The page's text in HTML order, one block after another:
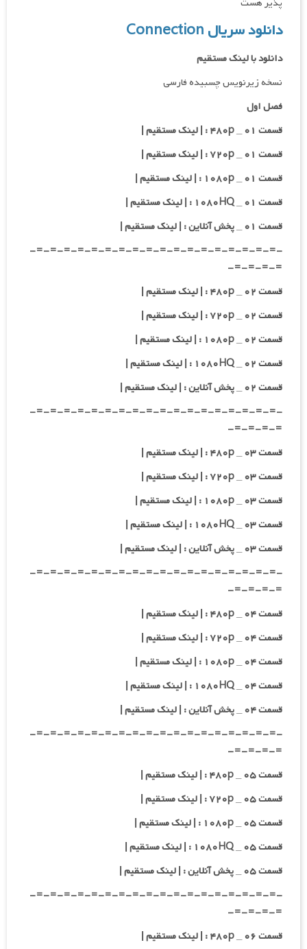
دانلود سریال Connection
دانلود با لینک مستقیم
نسخه زیرنویس چسبیده فارسی
فصل اول
قسمت ۰۱ _ ۴۸۰p : | لینک مستقیم |
قسمت ۰۱ _ ۷۲۰p : | لینک مستقیم |
قسمت ۰۱ _ ۱۰۸۰p : | لینک مستقیم |
قسمت ۰۱ _ ۱۰۸۰HQ : | لینک مستقیم |
قسمت ۰۱ _ پخش آنلاین : | لینک مستقیم |
-=-=-=-=-=-=-=-=-=-=-=-=-=-=-=-=-=-=-
=-=-=-=-
قسمت ۰۲ _ ۴۸۰p : | لینک مستقیم |
قسمت ۰۲ _ ۷۲۰p : | لینک مستقیم |
قسمت ۰۲ _ ۱۰۸۰p : | لینک مستقیم |
قسمت ۰۲ _ ۱۰۸۰HQ : | لینک مستقیم |
قسمت ۰۲ _ پخش آنلاین : | لینک مستقیم |
-=-=-=-=-=-=-=-=-=-=-=-=-=-=-=-=-=-=-
=-=-=-=-
قسمت ۰۳ _ ۴۸۰p : | لینک مستقیم |
قسمت ۰۳ _ ۷۲۰p : | لینک مستقیم |
قسمت ۰۳ _ ۱۰۸۰p : | لینک مستقیم |
قسمت ۰۳ _ ۱۰۸۰HQ : | لینک مستقیم |
قسمت ۰۳ _ پخش آنلاین : | لینک مستقیم |
-=-=-=-=-=-=-=-=-=-=-=-=-=-=-=-=-=-=-
=-=-=-=-
قسمت ۰۴ _ ۴۸۰p : | لینک مستقیم |
قسمت ۰۴ _ ۷۲۰p : | لینک مستقیم |
قسمت ۰۴ _ ۱۰۸۰p : | لینک مستقیم |
قسمت ۰۴ _ ۱۰۸۰HQ : | لینک مستقیم |
قسمت ۰۴ _ پخش آنلاین : | لینک مستقیم |
-=-=-=-=-=-=-=-=-=-=-=-=-=-=-=-=-=-=-
=-=-=-=-
قسمت ۰۵ _ ۴۸۰p : | لینک مستقیم |
قسمت ۰۵ _ ۷۲۰p : | لینک مستقیم |
قسمت ۰۵ _ ۱۰۸۰p : | لینک مستقیم |
قسمت ۰۵ _ ۱۰۸۰HQ : | لینک مستقیم |
قسمت ۰۵ _ پخش آنلاین : | لینک مستقیم |
-=-=-=-=-=-=-=-=-=-=-=-=-=-=-=-=-=-=-
=-=-=-=-
قسمت ۰۶ _ ۴۸۰p : | لینک مستقیم |